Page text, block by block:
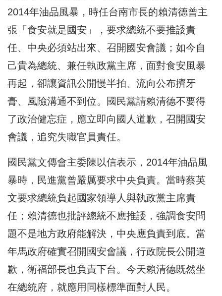
2014年油品風暴，時任台南市長的賴清德曾主
張「食安就是國安」，要求總統不要推諉責
任、中央必須站出來、召開國安會議；如今自
己貴為總統、兼任執政黨主席，面對食安風暴
再起，卻讓資訊公開慢半拍、流向公布擠牙
膏、風險溝通不到位。國民黨請賴清德不要得
了政治健忘症，應立即向國人道歉，召開國安
會議，追究失職官員責任。
國民黨文傳會主委陳以信表示，2014年油品風
暴時，民進黨曾嚴厲要求中央負責。當時蔡英
文要求總統負起國家領導人與執政黨主席責
任；賴清德也批評總統不應推諉，強調食安問
題不是地方政府能解決，中央應負責到底。當
年馬政府確實召開國安會議，行政院長公開道
歉，衛福部長也負責下台。今天賴清德既然坐
在總統府，就應用同樣標準面對人民。